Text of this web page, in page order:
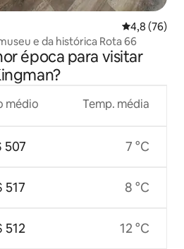
4,8 de uma
4,8 (76)
e da histórica Rota 66
época para visitar
médio
507
517
512
Temp. média
7 °C
8 °C
12 °C